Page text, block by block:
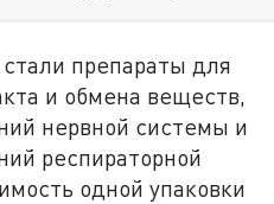
препараты для
и обмена веществ,
нервной системы и
респираторной
одной упаковки